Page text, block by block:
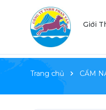
Giới
Trang chủ CẨM